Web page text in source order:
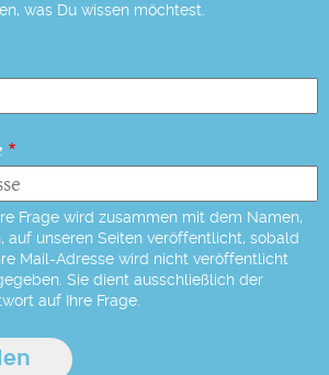
was Du wissen möchtest.
Frage wird zusammen mit dem Namen,
auf unseren Seiten veröffentlicht, sobald
Mail-Adresse wird nicht veröffentlicht
Sie dient ausschließlich der
auf Ihre Frage.